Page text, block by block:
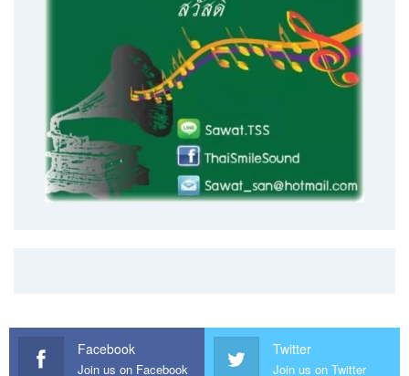
Facebook
Join us on Facebook
Twitter
Join us on Twitter